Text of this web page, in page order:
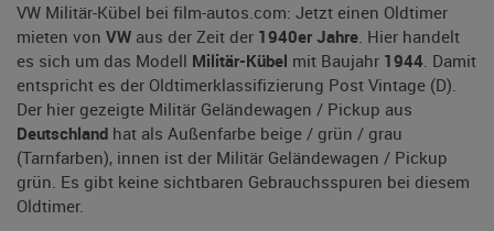
VW Militär-Kübel bei film-autos.com: Jetzt einen Oldtimer
mieten von VW aus der Zeit der 1940er Jahre. Hier handelt
es sich um das Modell Militär-Kübel mit Baujahr 1944. Damit
entspricht es der Oldtimerklassifizierung Post Vintage (D).
Der hier gezeigte Militär Geländewagen / Pickup aus
Deutschland hat als Außenfarbe beige / grün / grau
(Tarnfarben), innen ist der Militär Geländewagen / Pickup
grün. Es gibt keine sichtbaren Gebrauchsspuren bei diesem
Oldtimer.